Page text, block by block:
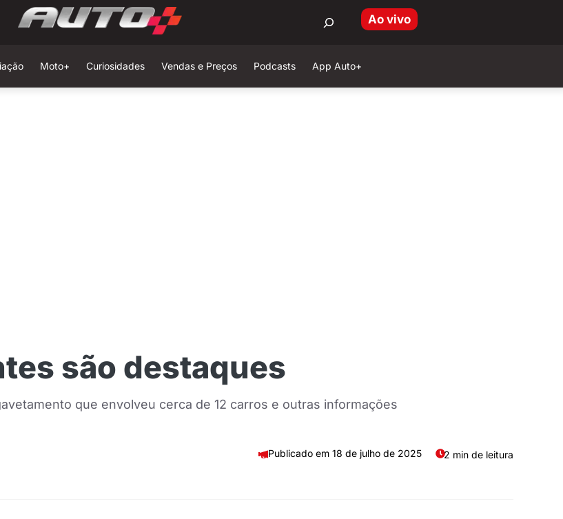
Ao vivo
Moto+ Curiosidades Vendas e Preços Podcasts App Auto+
são destaques
que envolveu cerca de 12 carros e outras informações
18 de julho de 2025 2 min de leitura